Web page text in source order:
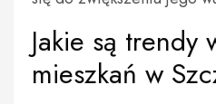
Jakie są trendy
mieszkań w